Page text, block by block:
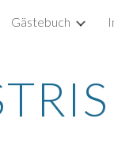
Gästebuch